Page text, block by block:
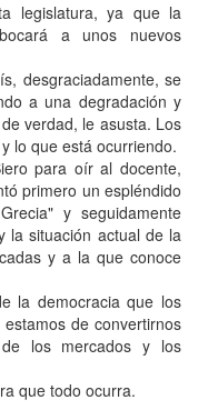
legislatura, ya que la
a unos nuevos
desgraciadamente, se
a una degradación y
verdad, le asusta. Los
lo que está ocurriendo.
para oír al docente,
primero un espléndido
y seguidamente
la situación actual de la
y a la que conoce
la democracia que los
de convertirnos
los mercados y los
que todo ocurra.